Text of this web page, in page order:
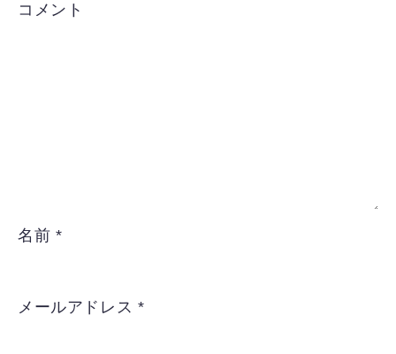
コメント
名前 *
メールアドレス *